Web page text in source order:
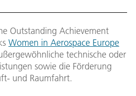
Outstanding Achievement
Women in Aerospace Europe
technische oder
sowie die Förderung
und Raumfahrt.